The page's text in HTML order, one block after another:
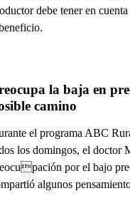
debe tener en
la baja en
camino
el programa ABC
los domingos, el doctor
por el bajo
algunos